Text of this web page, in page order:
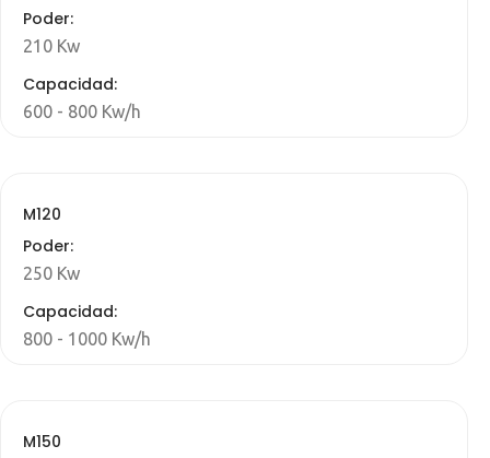
Poder:
210 Kw
Capacidad:
600 - 800 Kw/h
M120
Poder:
250 Kw
Capacidad:
800 - 1000 Kw/h
M150